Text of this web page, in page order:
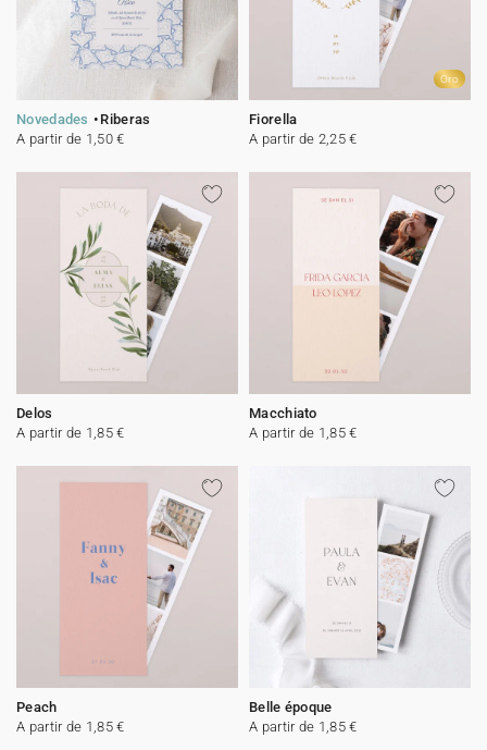
Novedades
Riberas
A partir de 1,50 €
Oro
Fiorella
A partir de 2,25 €
Delos
A partir de 1,85 €
Macchiato
A partir de 1,85 €
Peach
A partir de 1,85 €
Belle époque
A partir de 1,85 €